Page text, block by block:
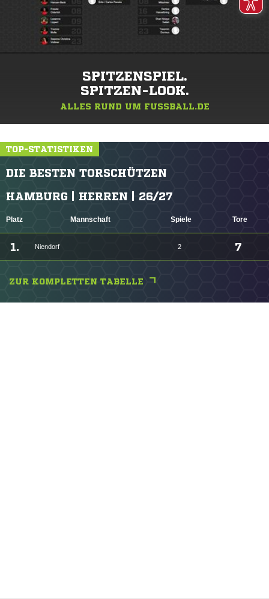
SPITZENSPIEL.
SPITZEN-LOOK.
ALLES RUND UM FUSSBALL.DE
TOP-STATISTIKEN
DIE BESTEN TORSCHÜTZEN
HAMBURG | HERREN | 26/27
Platz Mannschaft Spiele Tore
1. Niendorf 2 7
ZUR KOMPLETTEN TABELLE